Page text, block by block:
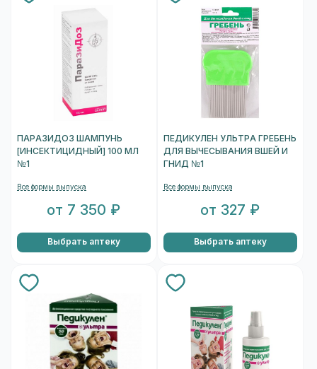
ПАРАЗИДОЗ ШАМПУНЬ
[ИНСЕКТИЦИДНЫЙ] 100 МЛ
№1
Все формы выпуска
от 7 350 ₽
Выбрать аптеку
ПЕДИКУЛЕН УЛЬТРА ГРЕБЕНЬ
ДЛЯ ВЫЧЕСЫВАНИЯ ВШЕЙ И
ГНИД №1
Все формы выпуска
от 327 ₽
Выбрать аптеку